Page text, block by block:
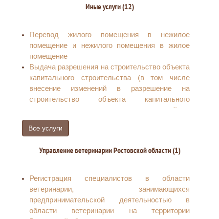
предоставления земельного участка в
жилищного строительства
Постановка на учет граждан, имеющих трех и
более детей, в целях бесплатного
предоставления земельного участка в
собственность для ведения личного
подсобного хозяйства или создания
крестьянского (фермерского) хозяйства
Предоставление земельного участка,
муниципальной собственности, гражданину
или юридическому лицу в собственность
бесплатно.
земельный участок
Устранение технических ошибок в
правоустанавливающих документах о
предоставлении земельного участка, принятых
Иные услуги (12)
Перевод жилого помещения в нежилое
помещение и нежилого помещения в жилое
помещение
Выдача разрешения на строительство объекта
капитального строительства (в том числе
внесение изменений в разрешение на
строительство объекта капитального
строительства и внесение изменений в
разрешение на строительство объекта
капитального строительства в связи с
разрешения)
материалов, содержащихся в государственной
информационной системе обеспечения
градостроительной деятельности Ростовской
области
Согласование проектных решений по отделке
Все услуги
Управление ветеринарии Ростовской области (1)
Регистрация специалистов в области
ветеринарии, занимающихся
предпринимательской деятельностью в
области ветеринарии на территории